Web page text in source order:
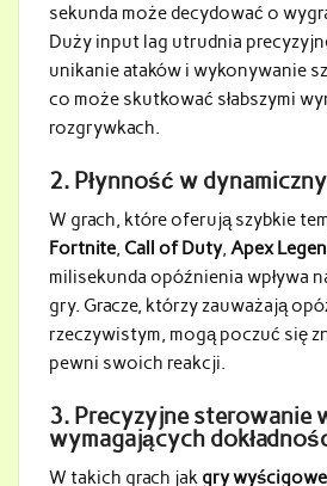
sekunda może decydować o
Duży input lag utrudnia
unikanie ataków i wykonywanie
co może skutkować słabszymi
rozgrywkach.
2. Płynność w
W grach, które oferują szybkie
Fortnite, Call of Duty, Apex
milisekunda opóźnienia wpływa
gry. Gracze, którzy zauważają
rzeczywistym, mogą poczuć się
pewni swoich reakcji.
3. Precyzyjne sterowanie
wymagających
W takich grach jak gry wyścigowe